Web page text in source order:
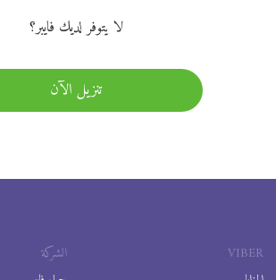
لا يتوفر لديك فايبر؟
تنزيل الآن
VIBER الشركة